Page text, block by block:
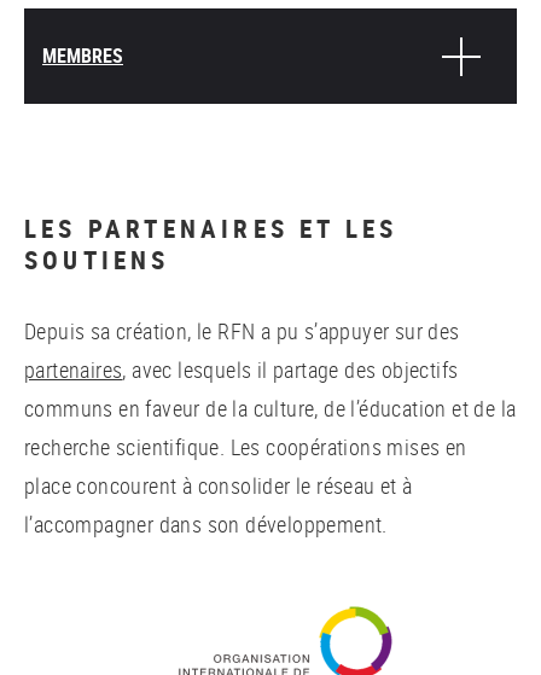
MEMBRES
LES PARTENAIRES ET LES
SOUTIENS
Depuis sa création, le RFN a pu s’appuyer sur des
partenaires, avec lesquels il partage des objectifs
communs en faveur de la culture, de l’éducation et de la
recherche scientifique. Les coopérations mises en
place concourent à consolider le réseau et à
l’accompagner dans son développement.